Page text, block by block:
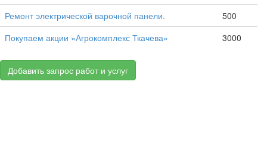
Ремонт электрической варочной панели.
500
Покупаем акции «Агрокомплекс Ткачева»
3000
Добавить запрос работ и услуг